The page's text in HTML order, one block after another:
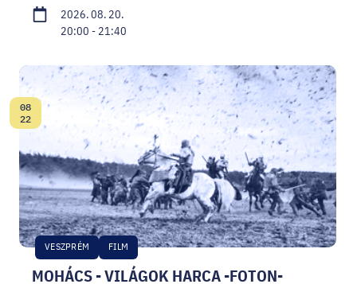
2026. 08. 20.
20:00 - 21:40
MOHÁCS - VILÁGOK HARCA -FOTON-
VESZPRÉM FILM
Dátum:
08
22